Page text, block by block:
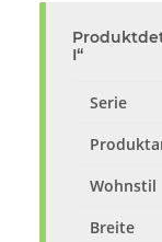
I“
Serie
Wohnstil
Breite